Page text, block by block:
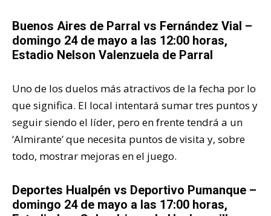
Buenos Aires de Parral vs Fernández Vial –
domingo 24 de mayo a las 12:00 horas,
Estadio Nelson Valenzuela de Parral
Uno de los duelos más atractivos de la fecha por lo
que significa. El local intentará sumar tres puntos y
seguir siendo el líder, pero en frente tendrá a un
‘Almirante’ que necesita puntos de visita y, sobre
todo, mostrar mejoras en el juego.
Deportes Hualpén vs Deportivo Pumanque –
domingo 24 de mayo a las 17:00 horas,